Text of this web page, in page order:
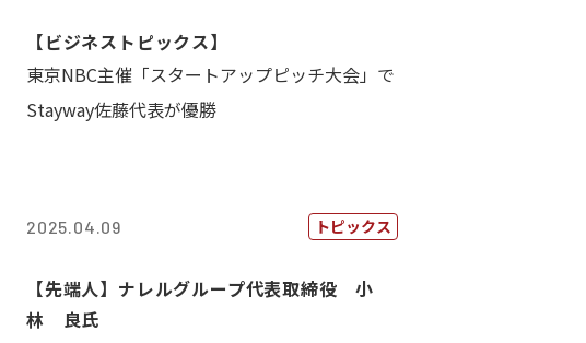
【ビジネストピックス】
東京NBC主催「スタートアップピッチ大会」で
Stayway佐藤代表が優勝
2025.04.09 トピックス
【先端人】ナレルグループ代表取締役 小
林 良氏